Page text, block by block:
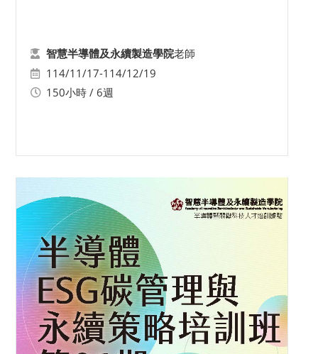
智慧半導體及永續製造學院老師
114/11/17-114/12/19
150小時 / 6週